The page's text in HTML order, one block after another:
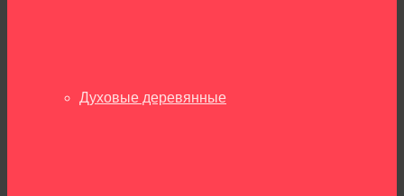
Духовые деревянные